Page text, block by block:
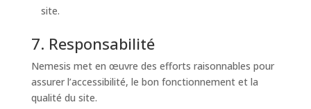
site.
7. Responsabilité
Nemesis met en œuvre des efforts raisonnables pour
assurer l’accessibilité, le bon fonctionnement et la
qualité du site.